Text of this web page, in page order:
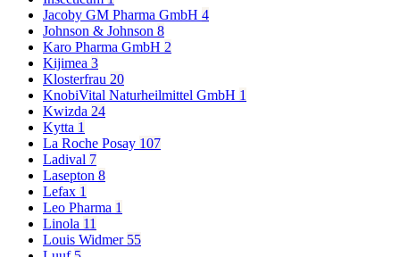
Jacoby GM Pharma GmbH 4
Johnson & Johnson 8
Karo Pharma GmbH 2
Kijimea 3
Klosterfrau 20
KnobiVital Naturheilmittel GmbH 1
Kwizda 24
Kytta 1
La Roche Posay 107
Ladival 7
Lasepton 8
Lefax 1
Leo Pharma 1
Linola 11
Louis Widmer 55